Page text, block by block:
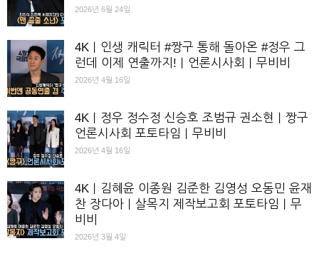
2026년 6월 24일
4K｜인생 캐릭터 #짱구 통해 돌아온 #정우 그
런데 이제 연출까지!｜언론시사회｜무비비
2026년 4월 16일
4K｜정우 정수정 신승호 조범규 권소현｜짱구
언론시사회 포토타임｜무비비
2026년 4월 16일
4K｜김혜윤 이종원 김준한 김영성 오동민 윤재
찬 장다아｜살목지 제작보고회 포토타임｜무
비비
2026년 3월 4일